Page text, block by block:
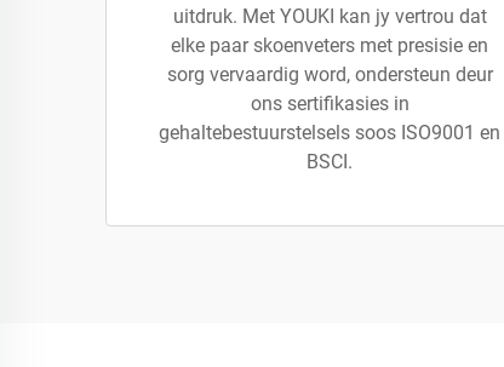
uitdruk. Met YOUKI kan jy vertrou dat
elke paar skoenveters met presisie en
sorg vervaardig word, ondersteun deur
ons sertifikasies in
gehaltebestuurstelsels soos ISO9001 en
BSCI.